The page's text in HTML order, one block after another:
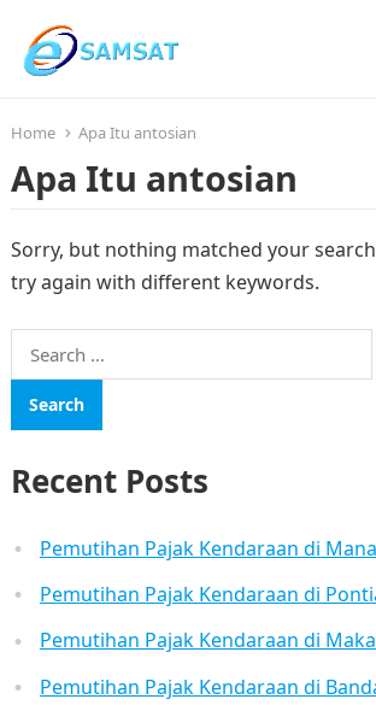
Home Apa Itu antosian
Apa Itu antosian
Sorry, but nothing matched your
try again with different keywords.
Search
for:
Recent Posts
Pemutihan Pajak Kendaraan di
Pemutihan Pajak Kendaraan di
Pemutihan Pajak Kendaraan di
Pemutihan Pajak Kendaraan di